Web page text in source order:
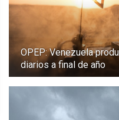
OPEP: Venezuela
diarios a final de año